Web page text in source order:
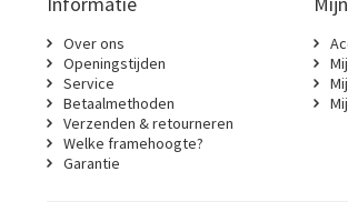
Over ons
Openingstijden
Service
Betaalmethoden
Verzenden & retourneren
Welke framehoogte?
Garantie